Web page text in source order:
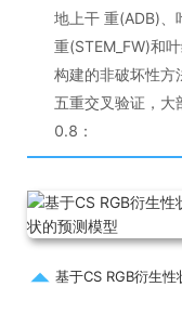
地上干 重(ADB)、
重(STEM_FW)和
构建的非破坏性方
五重交叉验证，
0.8：
基于CS RGB衍生